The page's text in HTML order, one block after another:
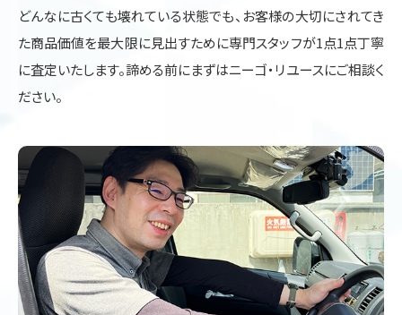
どんなに古くても壊れている状態でも、お客様の大切にされてき
た商品価値を最大限に見出すために専門スタッフが1点1点丁寧
に査定いたします。諦める前にまずはニーゴ・リユースにご相談く
ださい。